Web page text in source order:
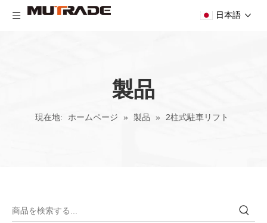
日本語
製品
現在地: ホームページ » 製品 » 2柱式駐車リフト